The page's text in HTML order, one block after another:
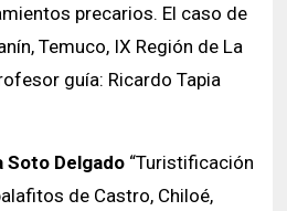
precarios. El caso de
Temuco, IX Región de La
guía: Ricardo Tapia
Delgado “Turistificación
de Castro, Chiloé,